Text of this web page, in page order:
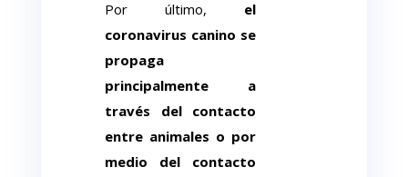
Por último, el
coronavirus canino se
propaga
principalmente a
través del contacto
entre animales o por
medio del contacto